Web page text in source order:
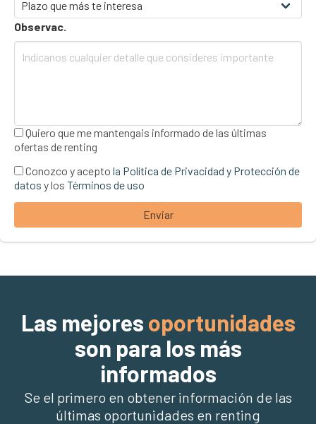
Observac.
Quiero que me mantengais informado de las últimas
ofertas de renting
Conozco y acepto la Política de Privacidad y Protección de
datos y los Términos de uso
Enviar
Las mejores oportunidades
son para los más
informados
Se el primero en obtener información de las
últimas oportunidades en renting